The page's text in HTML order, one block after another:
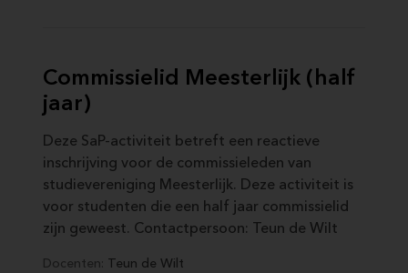
Commissielid Meesterlijk (half
jaar)
Deze SaP-activiteit betreft een reactieve
inschrijving voor de commissieleden van
studievereniging Meesterlijk. Deze activiteit is
voor studenten die een half jaar commissielid
zijn geweest. Contactpersoon: Teun de Wilt
Docenten: Teun de Wilt